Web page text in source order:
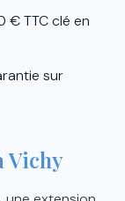
TTC clé en
sur
Vichy